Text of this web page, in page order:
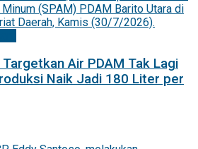
Air PDAM Tak Lagi
Naik Jadi 180 Liter per